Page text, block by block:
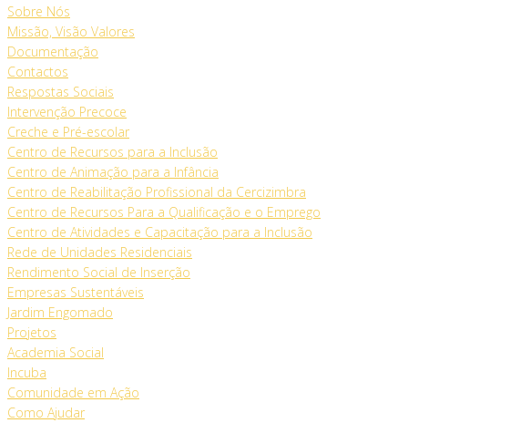
Sobre Nós
Missão, Visão Valores
Documentação
Contactos
Respostas Sociais
Intervenção Precoce
Creche e Pré-escolar
Centro de Recursos para a Inclusão
Centro de Animação para a Infância
Centro de Reabilitação Profissional da Cercizimbra
Centro de Recursos Para a Qualificação e o Emprego
Centro de Atividades e Capacitação para a Inclusão
Rede de Unidades Residenciais
Rendimento Social de Inserção
Empresas Sustentáveis
Jardim Engomado
Projetos
Academia Social
Incuba
Comunidade em Ação
Como Ajudar